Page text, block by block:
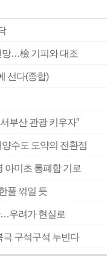
망…檢 기피와 대조
선다(종합)
부산 관광 키우자”
수도 도약의 전환점
아미초 통폐합 기로
풀 꺾일 듯
…우려가 현실로
극 구석구석 누빈다